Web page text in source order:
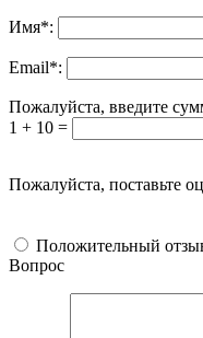
Имя*:
Email*:
Пожалуйста, введите
1 + 10 =
Пожалуйста, поставьте
Положительный
Вопрос